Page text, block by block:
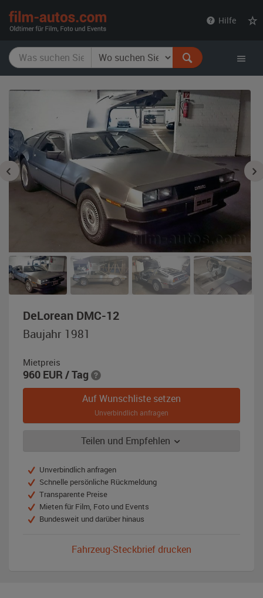
Hilfe
DeLorean DMC-12,
Baujahr 1981
Mietpreis
960 EUR / Tag
Auf Wunschliste setzen
Unverbindlich anfragen
Teilen und Empfehlen
Unverbindlich anfragen
Schnelle persönliche Rückmeldung
Transparente Preise
Mieten für Film, Foto und Events
Bundesweit und darüber hinaus
Fahrzeug-Steckbrief drucken